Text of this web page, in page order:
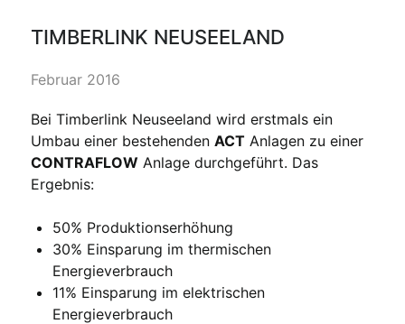
TIMBERLINK NEUSEELAND
Februar 2016
Bei Timberlink Neuseeland wird erstmals ein
Umbau einer bestehenden ACT Anlagen zu einer
CONTRAFLOW Anlage durchgeführt. Das
Ergebnis:
50% Produktionserhöhung
30% Einsparung im thermischen
Energieverbrauch
11% Einsparung im elektrischen
Energieverbrauch